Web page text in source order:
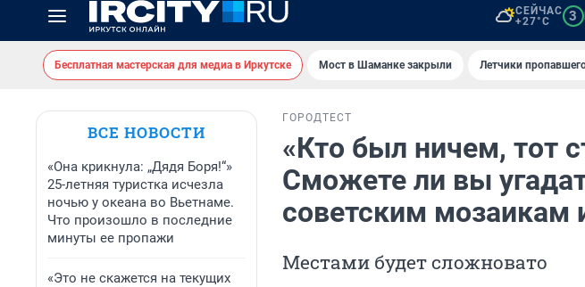
СЕЙЧАС
+27°C
3
Бесплатная мастерская для медиа в Иркутске Мост в Шаманке закрыли Летчики
ВСЕ НОВОСТИ
«Она крикнула: „Дядя Боря!“»
25-летняя туристка исчезла
ночью у океана во Вьетнаме.
Что произошло в последние
минуты ее пропажи
«Это не скажется на текущих
ГОРОДТЕСТ
«Кто был ничем, тот
Сможете ли вы
советским мозаикам
Местами будет сложновато